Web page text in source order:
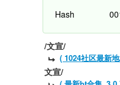
Hash
/文宣/
( 1024社区最新
文宣/